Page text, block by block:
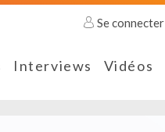
Se connecter
Interviews Vidéos